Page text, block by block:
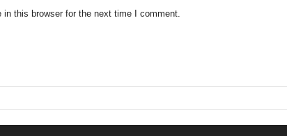
this browser for the next time I comment.